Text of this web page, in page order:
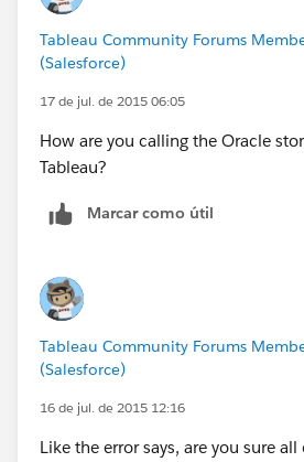
Tableau Community Forums
(Salesforce)
17 de jul. de 2015 06:05
How are you calling the Oracle
Tableau?
Marcar como útil
Tableau Community Forums
(Salesforce)
16 de jul. de 2015 12:16
Like the error says, are you sure